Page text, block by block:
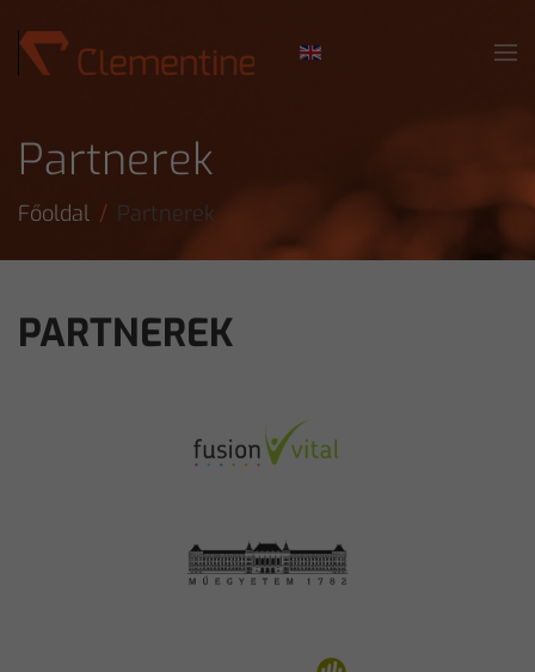
Skip to main content
Partnerek
Főoldal Partnerek
PARTNEREK